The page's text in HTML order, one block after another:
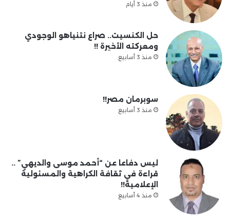
منذ 3 أيام
حل الكنسيت.. صراع نتنياهو الوجودي
ومعركته الأخيرة !!
منذ 3 أسابيع
سوبرمان مصر!!
منذ 3 أسابيع
ليس دفاعا عن “أحمد موسى والديهي” ..
قراءة في ثقافة الكراهية والمسئولية
الإعلامية!!
منذ 4 أسابيع